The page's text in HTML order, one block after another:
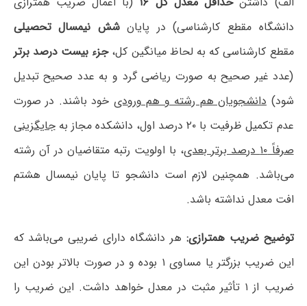
دانشگاه مقطع کارشناسی) در پایانشش نیمسال تحصیلی
مقطع کارشناسی که به لحاظ میانگین کل،جزء بیست درصد برتر
(عدد غیر صحیح به صورت ریاضی گرد و به عدد صحیح تبدیل
شود) دانشجویان هم رشته و هم ورودی خود باشند. در صورت‌
عدم تکمیل ظرفیت با ۲۰ درصد اول، دانشکده مجاز به
جایگزینی
صرفاً ۱۰ درصد برتر بعدی
، با اولویت رتبه متقاضیان در آن رشته
می‌باشد. همچنین لازم است دانشجو تا پایان نیمسال هشتم
افت معدل نداشته باشد.
توضیح ضریب همترازی: هر دانشگاه دارای ضریبی می‌باشد که
این ضریب بزرگتر یا مساوی ۱ بوده و در صورت بالاتر بودن این
ضریب از ۱ تأثیر مثبت در معدل خواهد داشت. این ضریب را